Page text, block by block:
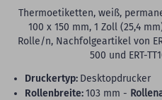
Thermoetiketten, weiß,
100 x 150 mm, 1 Zoll (25,4
Rolle/n, Nachfolgeartikel von
500 und ERT-
Druckertyp: Desktopdrucker
Rollenbreite:103 mm -